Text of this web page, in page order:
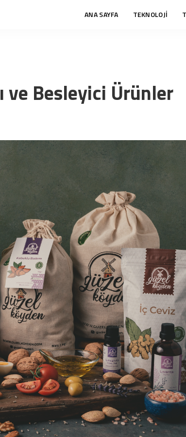
ANA SAYFA TEKNOLOJİ
ve Besleyici Ürünler